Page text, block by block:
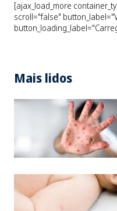
[ajax_load_more
scroll="false"
Mais lidos